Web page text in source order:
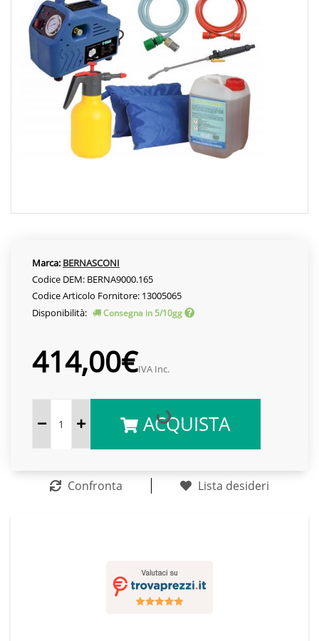
Marca: BERNASCONI
Codice DEM: BERNA9000.165
Codice Articolo Fornitore: 13005065
Disponibilità:
Consegna in 5/10gg
414,00€IVA Inc.
ACQUISTA
Confronta Lista desideri